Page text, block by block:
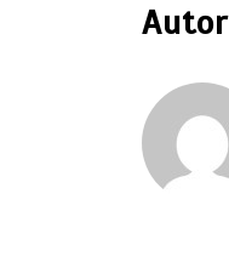
Autor